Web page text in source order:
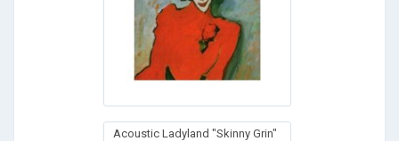
Acoustic Ladyland "Skinny Grin"